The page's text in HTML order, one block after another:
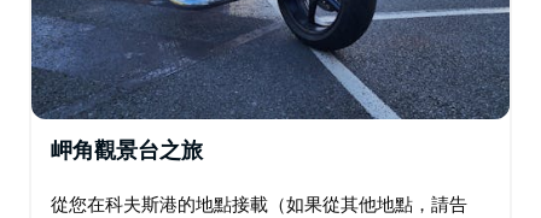
岬角觀景台之旅
從您在科夫斯港的地點接載（如果從其他地點，請告